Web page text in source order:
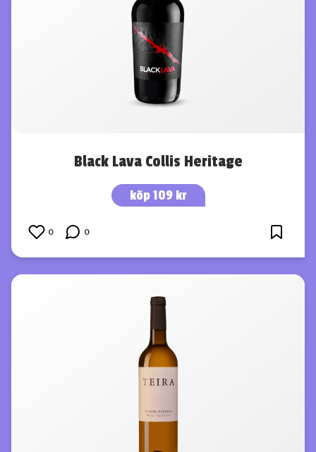
Black Lava Collis Heritage
köp 109 kr
0 0